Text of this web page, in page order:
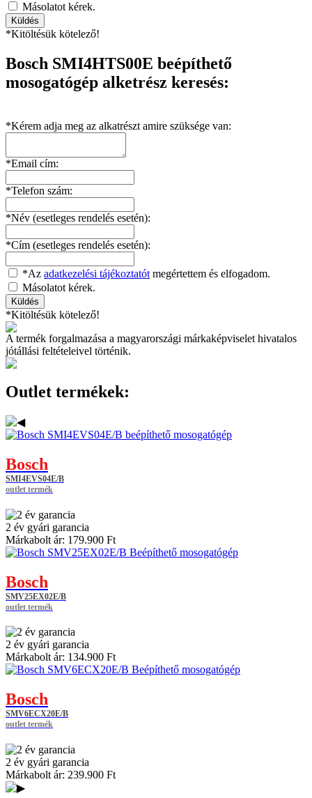
Másolatot kérek.
*Kitöltésük kötelező!
Bosch SMI4HTS00E beépíthető
mosogatógép alketrész keresés:
*Kérem adja meg az alkatrészt amire szüksége van:
*Email cím:
*Telefon szám:
*Név (esetleges rendelés esetén):
*Cím (esetleges rendelés esetén):
*Az adatkezelési tájékoztatót megértettem és elfogadom.
Másolatot kérek.
*Kitöltésük kötelező!
A termék forgalmazása a magyarországi márkaképviselet hivatalos
jótállási feltételeivel történik.
Outlet termékek:
Bosch
SMI4EVS04E/B
outlet termék
2 év gyári garancia
Márkabolt ár: 179.900 Ft
Bosch
SMV25EX02E/B
outlet termék
2 év gyári garancia
Márkabolt ár: 134.900 Ft
Bosch
SMV6ECX20E/B
outlet termék
2 év gyári garancia
Márkabolt ár: 239.900 Ft